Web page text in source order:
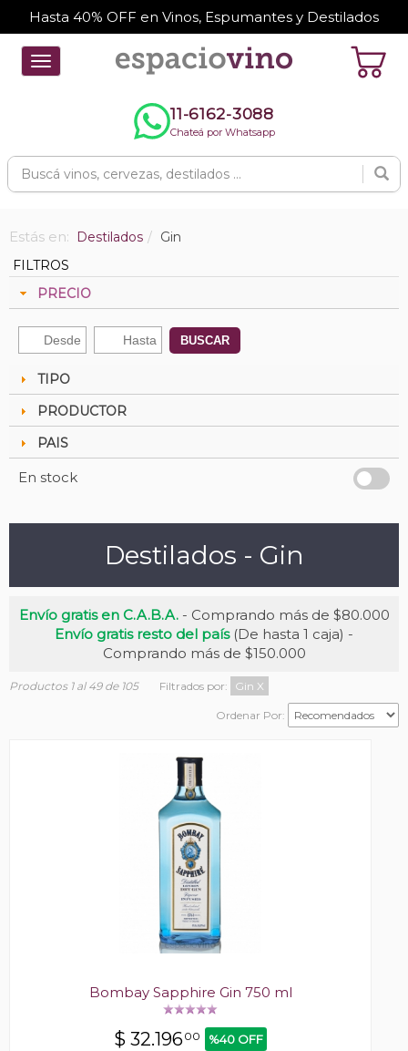
Hasta 40% OFF en Vinos, Espumantes y Destilados
Toggle
navigation
11-6162-3088
Chateá por Whatsapp
Estás en: Destilados
Gin
FILTROS
PRECIO
BUSCAR
TIPO
PRODUCTOR
PAIS
En stock
Destilados - Gin
Envío gratis en C.A.B.A.- Comprando más de $80.000
Envío gratis resto del país(De hasta 1 caja) -
Comprando más de $150.000
Productos 1 al 49 de 105 Filtrados por: Gin X
Ordenar Por:
Bombay Sapphire Gin 750 ml
$ 32.19600 %40 OFF